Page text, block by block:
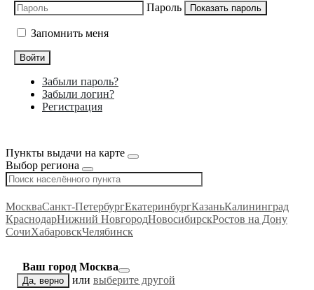
Пароль Показать пароль
Запомнить меня
Войти
Забыли пароль?
Забыли логин?
Регистрация
Пункты выдачи на карте
Выбор региона
МоскваСанкт-ПетербургЕкатеринбургКазаньКалининград
КраснодарНижний НовгородНовосибирскРостов на Дону
СочиХабаровскЧелябинск
Ваш город Москва
Да, верно или выберите другой